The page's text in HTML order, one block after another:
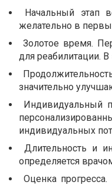
Начальный этап
желательно в
Золотое время.
для реабилитации.
значительно
Индивидуальный
индивидуальных
Длительность и
определяется
Оценка